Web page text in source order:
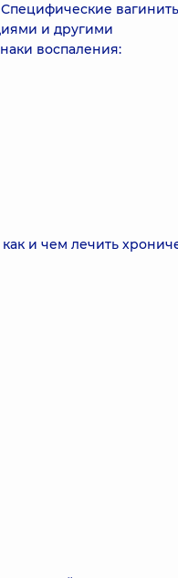
и другими
воспаления:
и чем лечить